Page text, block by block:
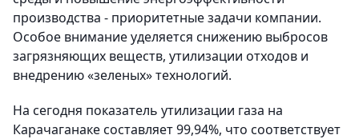
производства - приоритетные задачи компании.
Особое внимание уделяется снижению выбросов
загрязняющих веществ, утилизации отходов и
внедрению «зеленых» технологий.
На сегодня показатель утилизации газа на
Карачаганаке составляет 99,94%, что соответствует